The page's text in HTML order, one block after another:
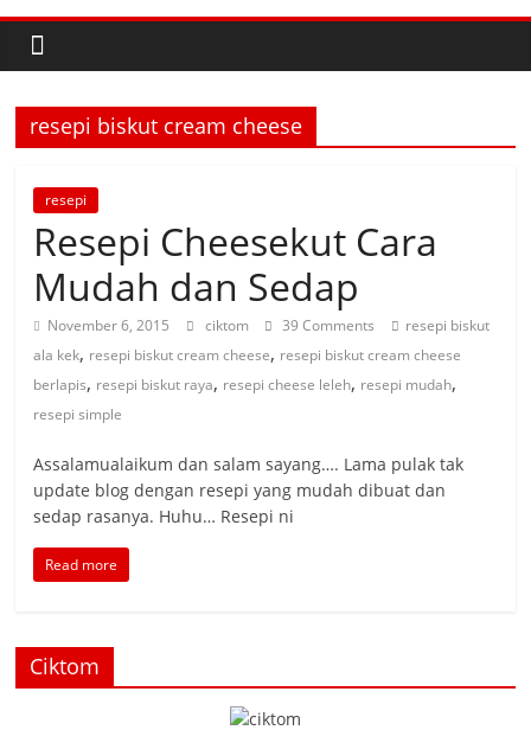
resepi biskut cream cheese
resepi
Resepi Cheesekut Cara
Mudah dan Sedap
November 6, 2015 ciktom 39 Comments
resepi biskut
ala kek, resepi biskut cream cheese, resepi biskut cream cheese
berlapis, resepi biskut raya, resepi cheese leleh, resepi mudah,
resepi simple
Assalamualaikum dan salam sayang…. Lama pulak tak
update blog dengan resepi yang mudah dibuat dan
sedap rasanya. Huhu… Resepi ni
Read more
Ciktom